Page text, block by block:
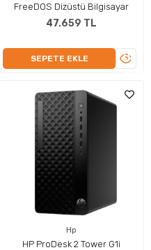
FreeDOS Dizüstü Bilgisayar
47.659 TL
SEPETE EKLE
Hp
HP ProDesk 2 Tower G1i